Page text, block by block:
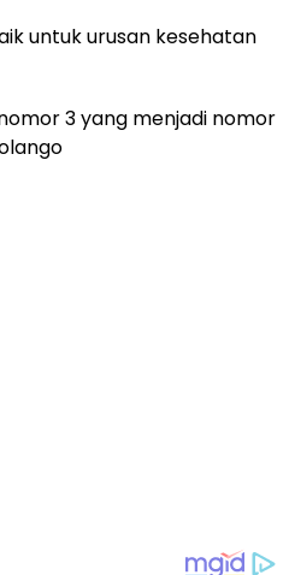
untuk urusan kesehatan
3 yang menjadi nomor